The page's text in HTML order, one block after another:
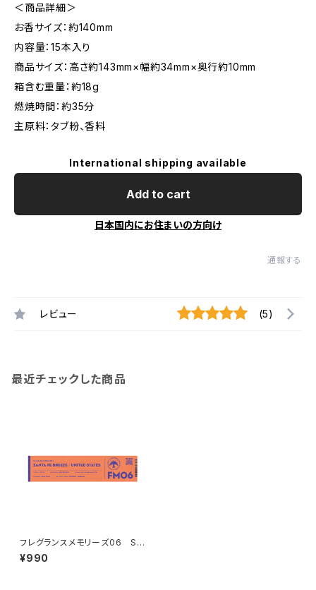
＜商品詳細＞
お香サイズ：約140mm
内容量：15本入り
商品サイズ：高さ約143mm×幅約34mm×奥行約10mm
箱含む重量：約18g
燃焼時間：約35分
主原料：タブ粉、香料
International shipping available
Add to cart
日本国内にお住まいの方向け
通報する
レビュー (5)
最近チェックした商品
フレグランスメモリーズ06 SA
NTA FE BREEZE
¥990